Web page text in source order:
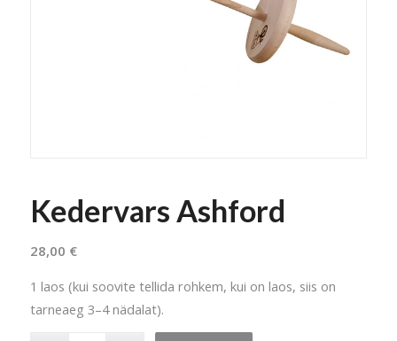
Kedervars Ashford
28,00 €
1 laos (kui soovite tellida rohkem, kui on laos, siis on
tarneaeg 3–4 nädalat).